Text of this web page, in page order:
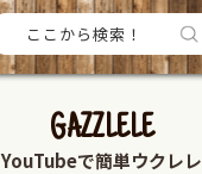
GAZZLELE
YouTubeで簡単ウクレレ